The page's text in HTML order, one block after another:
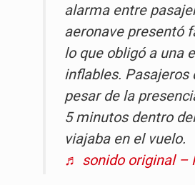
alarma entre
aeronave presentó
lo que obligó a una
inflables. Pasajeros
pesar de la
5 minutos dentro
viajaba en el vuelo.
♬ sonido original –